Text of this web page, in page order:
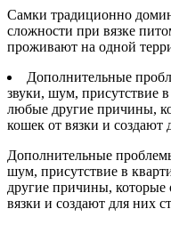
Самки традиционно
сложности при вязке
проживают на одной
Дополнительные
звуки, шум, присутствие
любые другие причины,
кошек от вязки и создают
Дополнительные
шум, присутствие в
другие причины, которые
вязки и создают для них